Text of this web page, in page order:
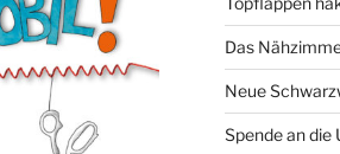
Das
Neue
Spende an die